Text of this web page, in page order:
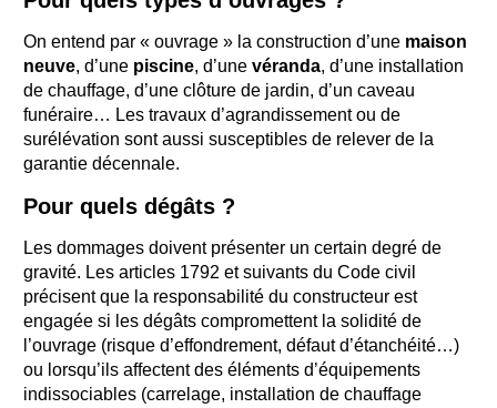
On entend par « ouvrage » la construction d’une maison
neuve, d’une piscine, d’une véranda, d’une installation
de chauffage, d’une clôture de jardin, d’un caveau
funéraire… Les travaux d’agrandissement ou de
surélévation sont aussi susceptibles de relever de la
garantie décennale.
Pour quels dégâts ?
Les dommages doivent présenter un certain degré de
gravité. Les articles 1792 et suivants du Code civil
précisent que la responsabilité du constructeur est
engagée si les dégâts compromettent la solidité de
l’ouvrage (risque d’effondrement, défaut d’étanchéité…)
ou lorsqu’ils affectent des éléments d’équipements
indissociables (carrelage, installation de chauffage